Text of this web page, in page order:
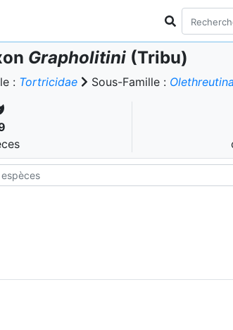
Grapholitini (Tribu)
: Tortricidae Sous-Famille :